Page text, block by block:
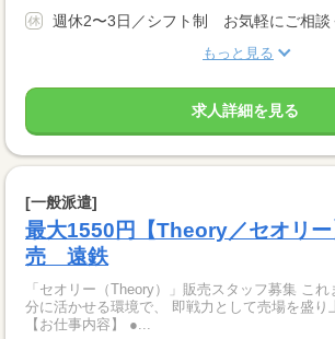
週休2〜3日／シフト制 お気軽にご相談
もっと見る
求人詳細を見る
[一般派遣]
最大1550円【Theory／セオリ
売 遠鉄
「セオリー（Theory）」販売スタッフ募集 こ
分に活かせる環境で、 即戦力として売場を盛り
【お仕事内容】 ●...